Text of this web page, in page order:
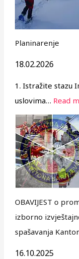
Planinarenje
18.02.2026
1. Istražite stazu
uslovima… Read
OBAVIJEST o
izborno
spašavanja
16.10.2025